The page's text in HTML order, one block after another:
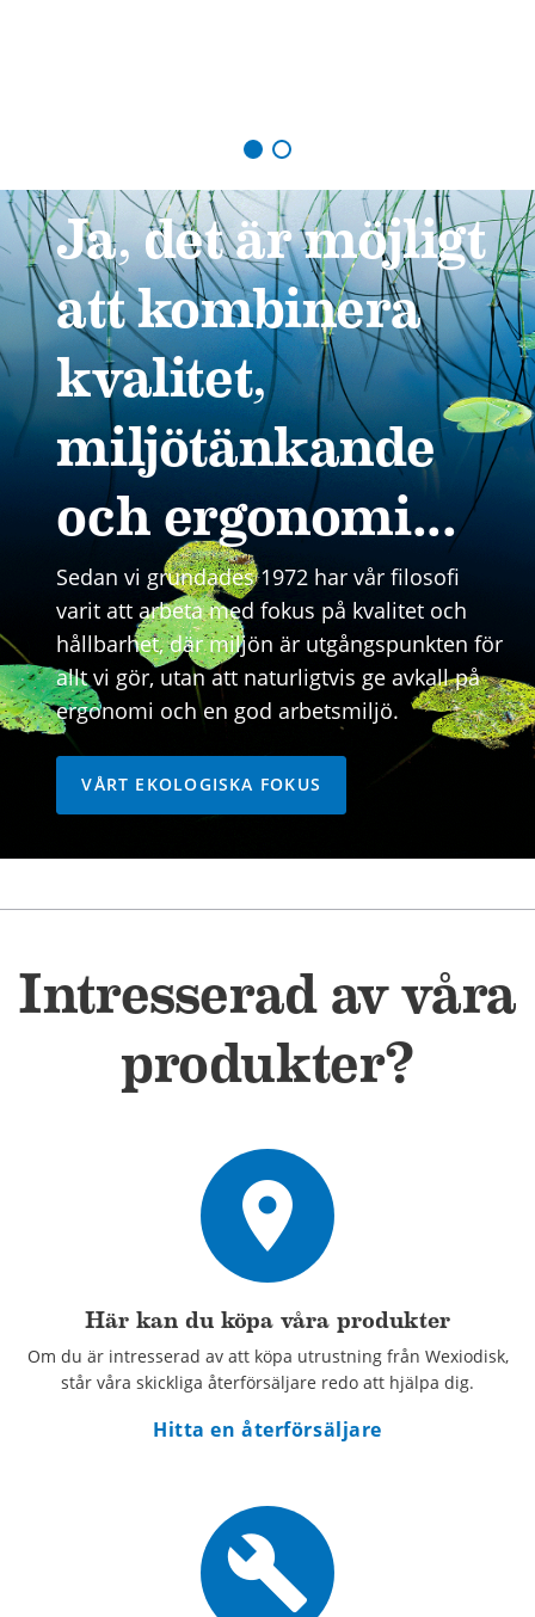
Ja, det är möjligt
att kombinera
kvalitet,
miljötänkande
och ergonomi...
Sedan vi grundades 1972 har vår filosofi
varit att arbeta med fokus på kvalitet och
hållbarhet, där miljön är utgångspunkten för
allt vi gör, utan att naturligtvis ge avkall på
ergonomi och en god arbetsmiljö.
VÅRT EKOLOGISKA FOKUS
Intresserad av våra
produkter?
place
Här kan du köpa våra produkter
Om du är intresserad av att köpa utrustning från Wexiodisk,
står våra skickliga återförsäljare redo att hjälpa dig.
Hitta en återförsäljare
build